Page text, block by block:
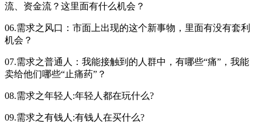
流、资金流？这里面有什么机会？
06.需求之风口：市面上出现的这个新事物，里面有没有套利
机会？
07.需求之普通人：我能接触到的人群中，有哪些“痛”，我能
卖给他们哪些“止痛药”？
08.需求之年轻人:年轻人都在玩什么?
09.需求之有钱人:有钱人在买什么?